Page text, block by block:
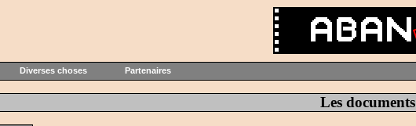
Diverses choses Partenaires
Les documents